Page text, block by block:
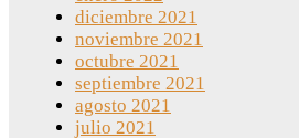
diciembre 2021
noviembre 2021
octubre 2021
septiembre 2021
agosto 2021
julio 2021